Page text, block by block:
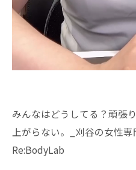
みんなはどうしてる？頑張
上がらない。_刈谷の女性
Re:BodyLab